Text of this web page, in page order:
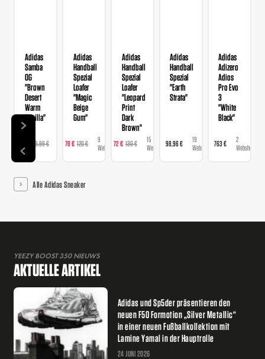
Adidas
Samba
OG
"Brown
Desert
Warm
Vanilla"
129,99 €
Webshops
Adidas
Handball
Spezial
Loafer
"Magic
Beige
Gum"
78 € 120 €
9
Webshops
Adidas
Handball
Spezial
Loafer
"Leopard
Print
Dark
Brown"
72 € 130 €
15
Webshops
Adidas
Handball
Spezial
"Earth
Strata"
98,96 €
19
Webshops
Adidas
Adizero
Adios
Pro Evo
3
"White
Black"
763 €
2
Webshops
Alle Adidas Sneaker
YEEZY BOOST 350 NIEUWS
AKTUELLE ARTIKEL
Adidas und Sp5der präsentieren den
neuen F50 Formotion „Silver Metallic“
in einer neuen Fußballkollektion mit
Lamine Yamal in der Hauptrolle
24 JUNI 2026